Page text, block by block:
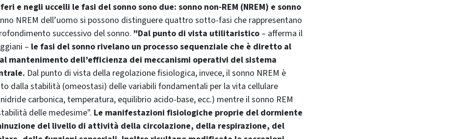
e negli uccelli le fasi del sonno sono due: sonno non-REM (NREM) e sonno
NREM dell’uomo si possono distinguere quattro sotto-fasi che rappresentano
successivo del sonno. "Dal punto di vista utilitaristico – afferma il
– le fasi del sonno rivelano un processo sequenziale che è diretto al
mantenimento dell’efficienza dei meccanismi operativi del sistema
Dal punto di vista della regolazione fisiologica, invece, il sonno NREM è
dalla stabilità (omeostasi) delle variabili fondamentali per la vita cellulare
carbonica, temperatura, equilibrio acido-base, ecc.) mentre il sonno REM
delle medesime". Le manifestazioni fisiologiche proprie del dormiente
del livello di attività della circolazione, della respirazione, del